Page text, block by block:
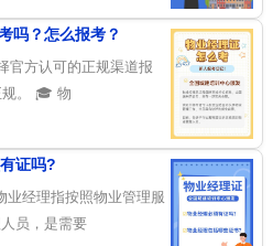
吗？怎么报考？
官方认可的正规渠道报
规。 🎓 物
证吗?
业经理指按照物业管理服
员，是需要